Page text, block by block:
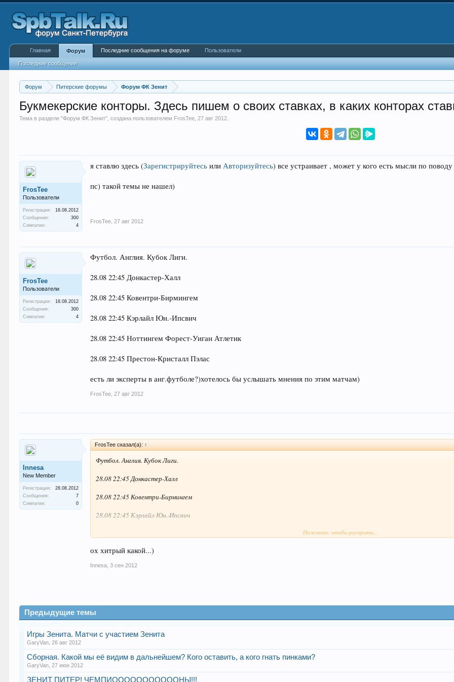
Форум Питерские форумы Форум ФК Зенит
Букмекерские конторы. Здесь пишем о своих ставках, в каких конторах
Тема в разделе "Форум ФК Зенит", создана пользователем FrosTee ,27 авг 2012
FrosTee
Пользователи
Регистрация:
18.08.2012
Сообщения:
300
Симпатии:
4
я ставлю здесь(Зарегистрируйтесь илиАвторизуйтесь) все устраивает , может у кого есть мысли по
пс) такой темы не нашел)
FrosTee 27 авг 2012
FrosTee
Пользователи
Регистрация:
18.08.2012
Сообщения:
300
Симпатии:
4
Футбол. Англия. Кубок Лиги.
28.08 22:45 Донкастер-Халл
28.08 22:45 Ковентри-Бирмингем
28.08 22:45 Кэрлайл Юн.-Ипсвич
28.08 22:45 Ноттингем Форест-Уиган Атлетик
28.08 22:45 Престон-Кристалл Пэлас
есть ли эксперты в анг.футболе?)хотелось бы услышать мнения по этим матчам)
FrosTee 27 авг 2012
Innesa
New Member
Регистрация:
28.08.2012
Сообщения:
7
Симпатии:
0
FrosTee сказал(а): ↑
Футбол. Англия. Кубок Лиги.
28.08 22:45 Донкастер-Халл
28.08 22:45 Ковентри-Бирмингем
28.08 22:45 Кэрлайл Юн.-Ипсвич
28.08 22:45 Престон-Кристалл Пэлас
есть ли эксперты в анг.футболе?)хотелось бы услышать мнения по этим матчам)
Нажмите, чтобы раскрыть...
ох хитрый какой...)
Innesa 3 сен 2012
Предыдущие темы
Игры Зенита. Матчи с участием Зенита
GaryVan ,26 авг 2012
Сборная. Какой мы её видим в дальнейшем? Кого оставить, а кого гнать пинками?
GaryVan ,27 июн 2012
ЗЕНИТ ПИТЕР! ЧЕМПИОООООООООООНЫ!!!
Главная Форум
Последние сообщения
Последние сообщения на форуме Пользователи